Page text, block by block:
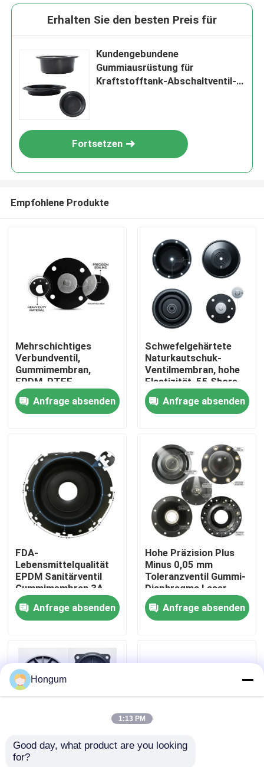
Produkte
Über uns
Werksbesichtigung
Qualitätskontrolle
Neuigkeiten
Rechtssachen
Bitte um ein Angebot
Gummimembrandichtungen
Ventil-Gummimembran
Erhalten Sie den besten Preis für
Kundengebundene
Gummiausrüstung für
Kraftstofftank-Abschaltventil-
Fortsetzen
Empfohlene Produkte
Mehrschichtiges
Verbundventil,
Gummimembran,
EPDM, PTFE,
laminierte chemische
Barriere, doppelte
Härte
Anfrage absenden
Schwefelgehärtete
Naturkautschuk-
Ventilmembran, hohe
Elastizität, 55 Shore
A, pneumatischer
Antrieb OEM
Anfrage absenden
FDA-
Lebensmittelqualität
EPDM Sanitärventil
Gummimembran 3A
Milchprodukte CIP SIP
Clean Steam
kompatibel
Anfrage absenden
Hohe Präzision Plus
Minus 0,05 mm
Toleranzventil Gummi-
Diaphragma Laser
gemessen Injektion
geformtAnfrage absenden
Niedriges MOQ 10
Hongum
1:13 PM
Good day, what product are you looking
for?